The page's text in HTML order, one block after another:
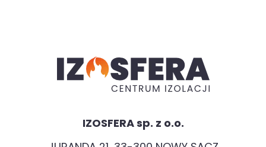
IZOSFERA sp. z o.o.